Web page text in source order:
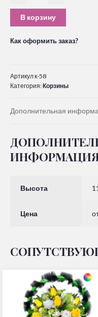
В корзину
Как оформить заказ?
Артикулк-58
Категория:Корзины
Дополнительная
Высота
Цена